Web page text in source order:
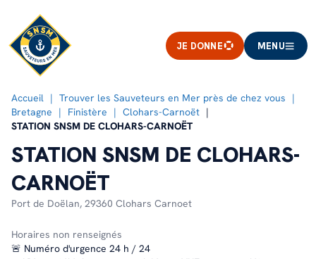
JE DONNE MENU
Accueil
Trouver les Sauveteurs en Mer près de chez vous
Bretagne
Finistère
Clohars-Carnoët
STATION SNSM DE CLOHARS-CARNOËT
STATION SNSM DE CLOHARS-
CARNOËT
Port de Doëlan, 29360 Clohars Carnoet
Horaires non renseignés
🚨 Numéro d'urgence 24 h / 24